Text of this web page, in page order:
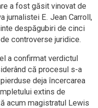
a fost găsit vinovat de
jurnalistei E. Jean Carroll,
despăgubiri de cinci
controverse juridice.
a confirmat verdictul
că procesul s-a
deja încercarea
extins de
acum magistratul Lewis